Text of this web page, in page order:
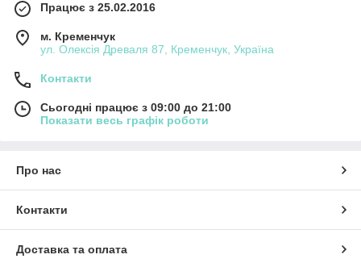
Працює з 25.02.2016
м. Кременчук
ул. Олексія Древаля 87, Кременчук, Україна
Контакти
Сьогодні працює з 09:00 до 21:00
Показати весь графік роботи
Про нас
Контакти
Доставка та оплата